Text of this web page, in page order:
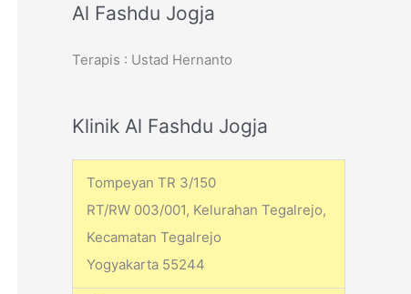
r
h
o
Al Fashdu Jogja
Terapis : Ustad Hernanto
Klinik Al Fashdu Jogja
Tompeyan TR 3/150
RT/RW 003/001, Kelurahan Tegalrejo,
Kecamatan Tegalrejo
Yogyakarta 55244